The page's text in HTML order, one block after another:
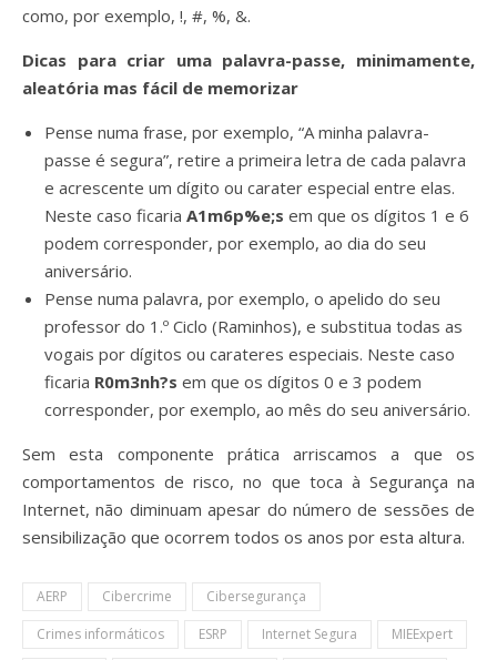
como, por exemplo, !, #, %, &.
Dicas para criar uma palavra-passe, minimamente,
aleatória mas fácil de memorizar
Pense numa frase, por exemplo, “A minha palavra-
passe é segura”, retire a primeira letra de cada palavra
e acrescente um dígito ou carater especial entre elas.
Neste caso ficaria A1m6p%e;s em que os dígitos 1 e 6
podem corresponder, por exemplo, ao dia do seu
aniversário.
Pense numa palavra, por exemplo, o apelido do seu
professor do 1.º Ciclo (Raminhos), e substitua todas as
vogais por dígitos ou carateres especiais. Neste caso
ficaria R0m3nh?s em que os dígitos 0 e 3 podem
corresponder, por exemplo, ao mês do seu aniversário.
Sem esta componente prática arriscamos a que os
comportamentos de risco, no que toca à Segurança na
Internet, não diminuam apesar do número de sessões de
sensibilização que ocorrem todos os anos por esta altura.
AERP Cibercrime
Cibersegurança
Crimes informáticos
ESRP Internet Segura
MIEExpert